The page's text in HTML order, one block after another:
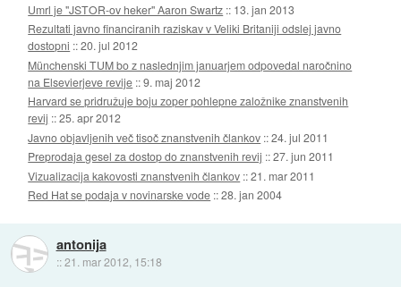
Umrl je "JSTOR-ov heker" Aaron Swartz :: 13. jan 2013
Rezultati javno financiranih raziskav v Veliki Britaniji odslej javno
dostopni ::20. jul 2012
Münchenski TUM bo z naslednjim januarjem odpovedal naročnino
na Elsevierjeve revije ::9. maj 2012
Harvard se pridružuje boju zoper pohlepne založnike znanstvenih
revij ::25. apr 2012
Javno objavljenih več tisoč znanstvenih člankov ::24. jul 2011
Preprodaja gesel za dostop do znanstvenih revij ::27. jun 2011
Vizualizacija kakovosti znanstvenih člankov ::21. mar 2011
Red Hat se podaja v novinarske vode ::28. jan 2004
antonija
::21. mar 2012, 15:18